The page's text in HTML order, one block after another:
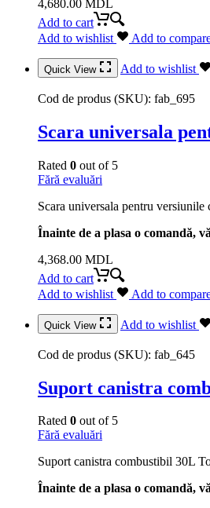
4,680.00 MDL
Add to cart
Add to wishlist
Add to
Quick View Add to wishlist
Cod de produs (SKU): fab_695
Scara universala
Rated 0 out of 5
Fără evaluări
Scara universala pentru versiunile
Înainte de a plasa o comandă,
4,368.00 MDL
Add to cart
Add to wishlist
Add to
Quick View Add to wishlist
Cod de produs (SKU): fab_645
Suport canistra
Rated 0 out of 5
Fără evaluări
Suport canistra combustibil 30L
Înainte de a plasa o comandă,